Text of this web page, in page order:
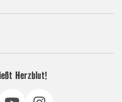
Herzblut!